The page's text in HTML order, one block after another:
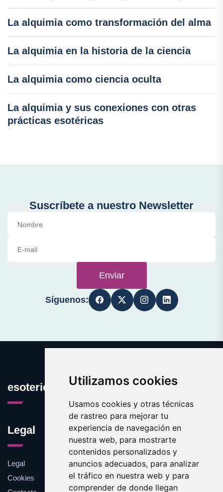
Utilizamos cookies
Usamos cookies y otras técnicas
de rastreo para mejorar tu
experiencia de navegación en
nuestra web, para mostrarte
contenidos personalizados y
anuncios adecuados, para analizar
el tráfico en nuestra web y para
comprender de donde llegan
La alquimia como transformación del alma
La alquimia en la historia de la ciencia
La alquimia como ciencia oculta
La alquimia y sus conexiones con otras
prácticas esotéricas
Suscríbete a nuestro Newsletter
Enviar
Síguenos:
esotericos.es
Legal
Legal
Cookies